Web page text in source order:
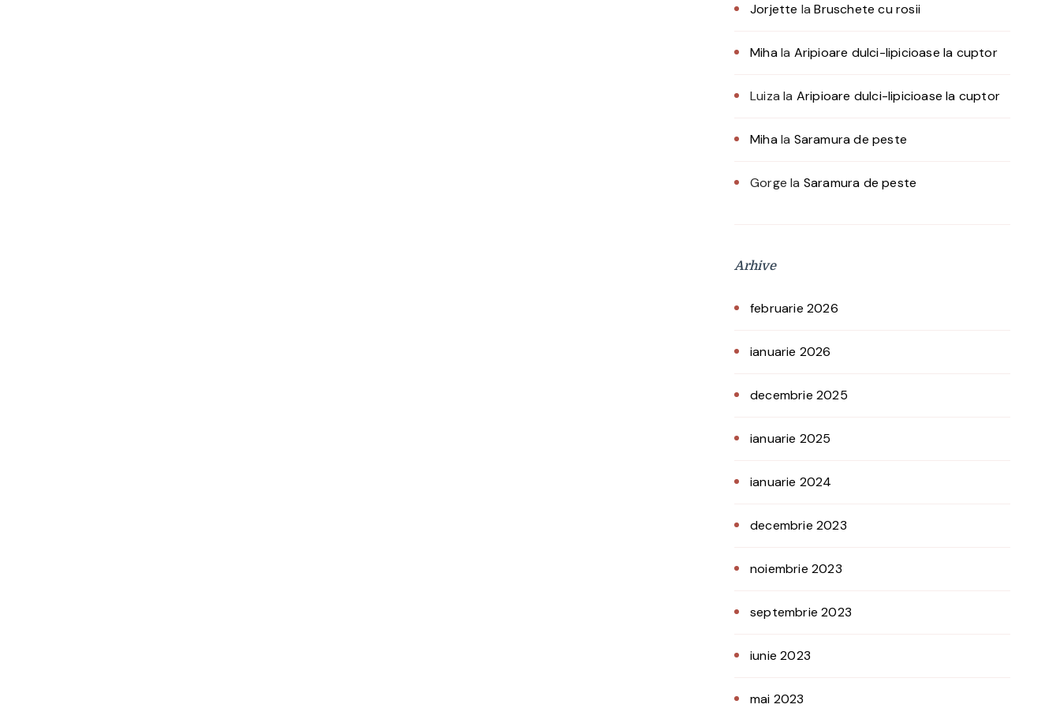
Jorjette laBruschete cu rosii
Mihala Aripioare dulci-lipicioase la cuptor
Luiza la Aripioare dulci-lipicioase la cuptor
Mihala Saramura de peste
Gorge la Saramura de peste
Arhive
februarie 2026
ianuarie 2026
decembrie 2025
ianuarie 2025
ianuarie 2024
decembrie 2023
noiembrie 2023
septembrie 2023
iunie 2023
mai 2023